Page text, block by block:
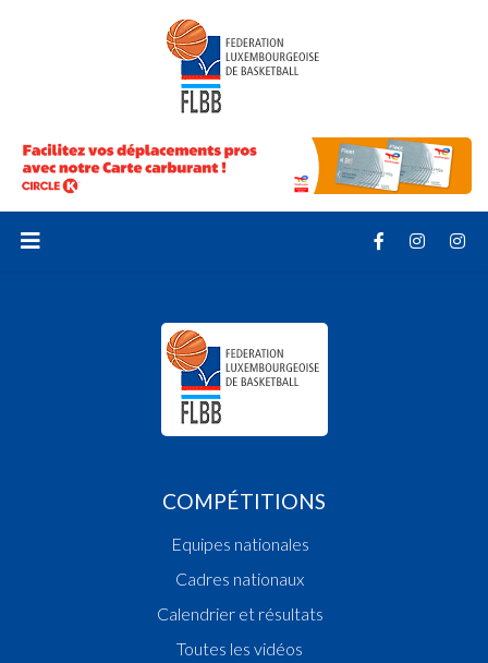
COMPÉTITIONS
Equipes nationales
Cadres nationaux
Calendrier et résultats
Toutes les vidéos